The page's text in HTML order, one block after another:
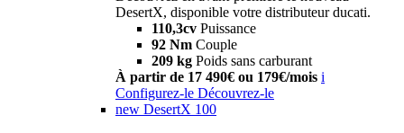
DesertX, disponible votre distributeur ducati.
110,3cv Puissance
92 Nm Couple
209 kg Poids sans carburant
À partir de 17 490€ ou 179€/mois i
Configurez-le Découvrez-le
new DesertX 100